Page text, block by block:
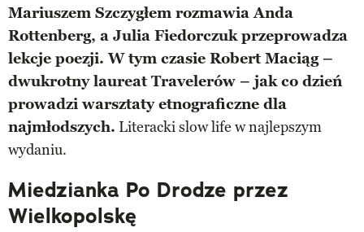
Mariuszem Szczygłem rozmawia Anda
Rottenberg, a Julia Fiedorczuk przeprowadza
lekcje poezji. W tym czasie Robert Maciąg –
dwukrotny laureat Travelerów – jak co dzień
prowadzi warsztaty etnograficzne dla
najmłodszych. Literacki slow life w najlepszym
wydaniu.
Miedzianka Po Drodze przez
Wielkopolskę